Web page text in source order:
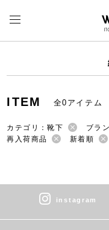
ITEM 全0アイテム
カテゴリ：靴下
ブラ
再入荷商品
新着順
instagram